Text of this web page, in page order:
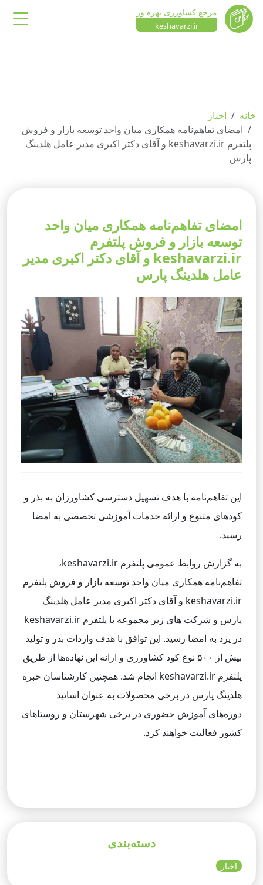
مرجع کشاورزی بهره ور
keshavarzi.ir
خانه
اخبار
امضای تفاهم‌نامه همکاری میان واحد توسعه بازار و فروش
پلتفرم keshavarzi.ir و آقای دکتر اکبری مدیر عامل هلدینگ
پارس
امضای تفاهم‌نامه همکاری میان واحد
توسعه بازار و فروش پلتفرم
keshavarzi.ir و آقای دکتر اکبری مدیر
عامل هلدینگ پارس
این تفاهم‌نامه با هدف تسهیل دسترسی کشاورزان به بذر و
کودهای متنوع و ارائه خدمات آموزشی تخصصی به امضا
رسید.
به گزارش روابط عمومی پلتفرم keshavarzi.ir،
تفاهم‌نامه همکاری میان واحد توسعه بازار و فروش پلتفرم
keshavarzi.ir و آقای دکتر اکبری مدیر عامل هلدینگ
پارس و شرکت های زیر مجموعه با پلتفرم keshavarzi.ir
در یزد به امضا رسید. این توافق با هدف واردات بذر و تولید
بیش از ۵۰۰ نوع کود کشاورزی و ارائه این نهاده‌ها از طریق
پلتفرم keshavarzi.ir انجام شد. همچنین کارشناسان خبره
هلدینگ پارس در برخی محصولات به عنوان اساتید
دوره‌های آموزش حضوری در برخی شهرستان و روستاهای
کشور فعالیت خواهند کرد.
دسته‌بندی
اخبار